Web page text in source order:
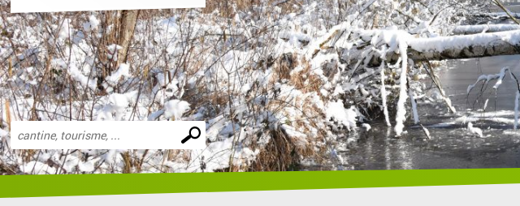
Effectuer
une
recherche